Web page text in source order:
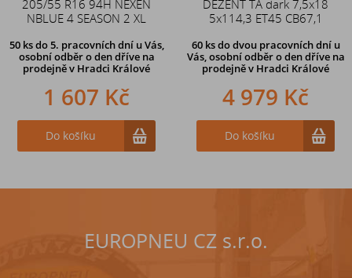
205/55 R16 94H NEXEN
NBLUE 4 SEASON 2 XL
50 ks do 5. pracovních dní u Vás,
osobní odběr o den dříve na
prodejněv Hradci Králové
1 607 Kč
Do košíku
DEZENT TA dark 7,5x18
5x114,3 ET45 CB67,1
60 ks do dvou pracovních dní u
Vás, osobní odběr o den dřívena
prodejně v Hradci Králové
4 979 Kč
Do košíku
Duše 12x4 (4.00-4) kovový
zahnutý ventil TR87
242 Kč
Do košíku
EUROPNEU CZ s.r.o.